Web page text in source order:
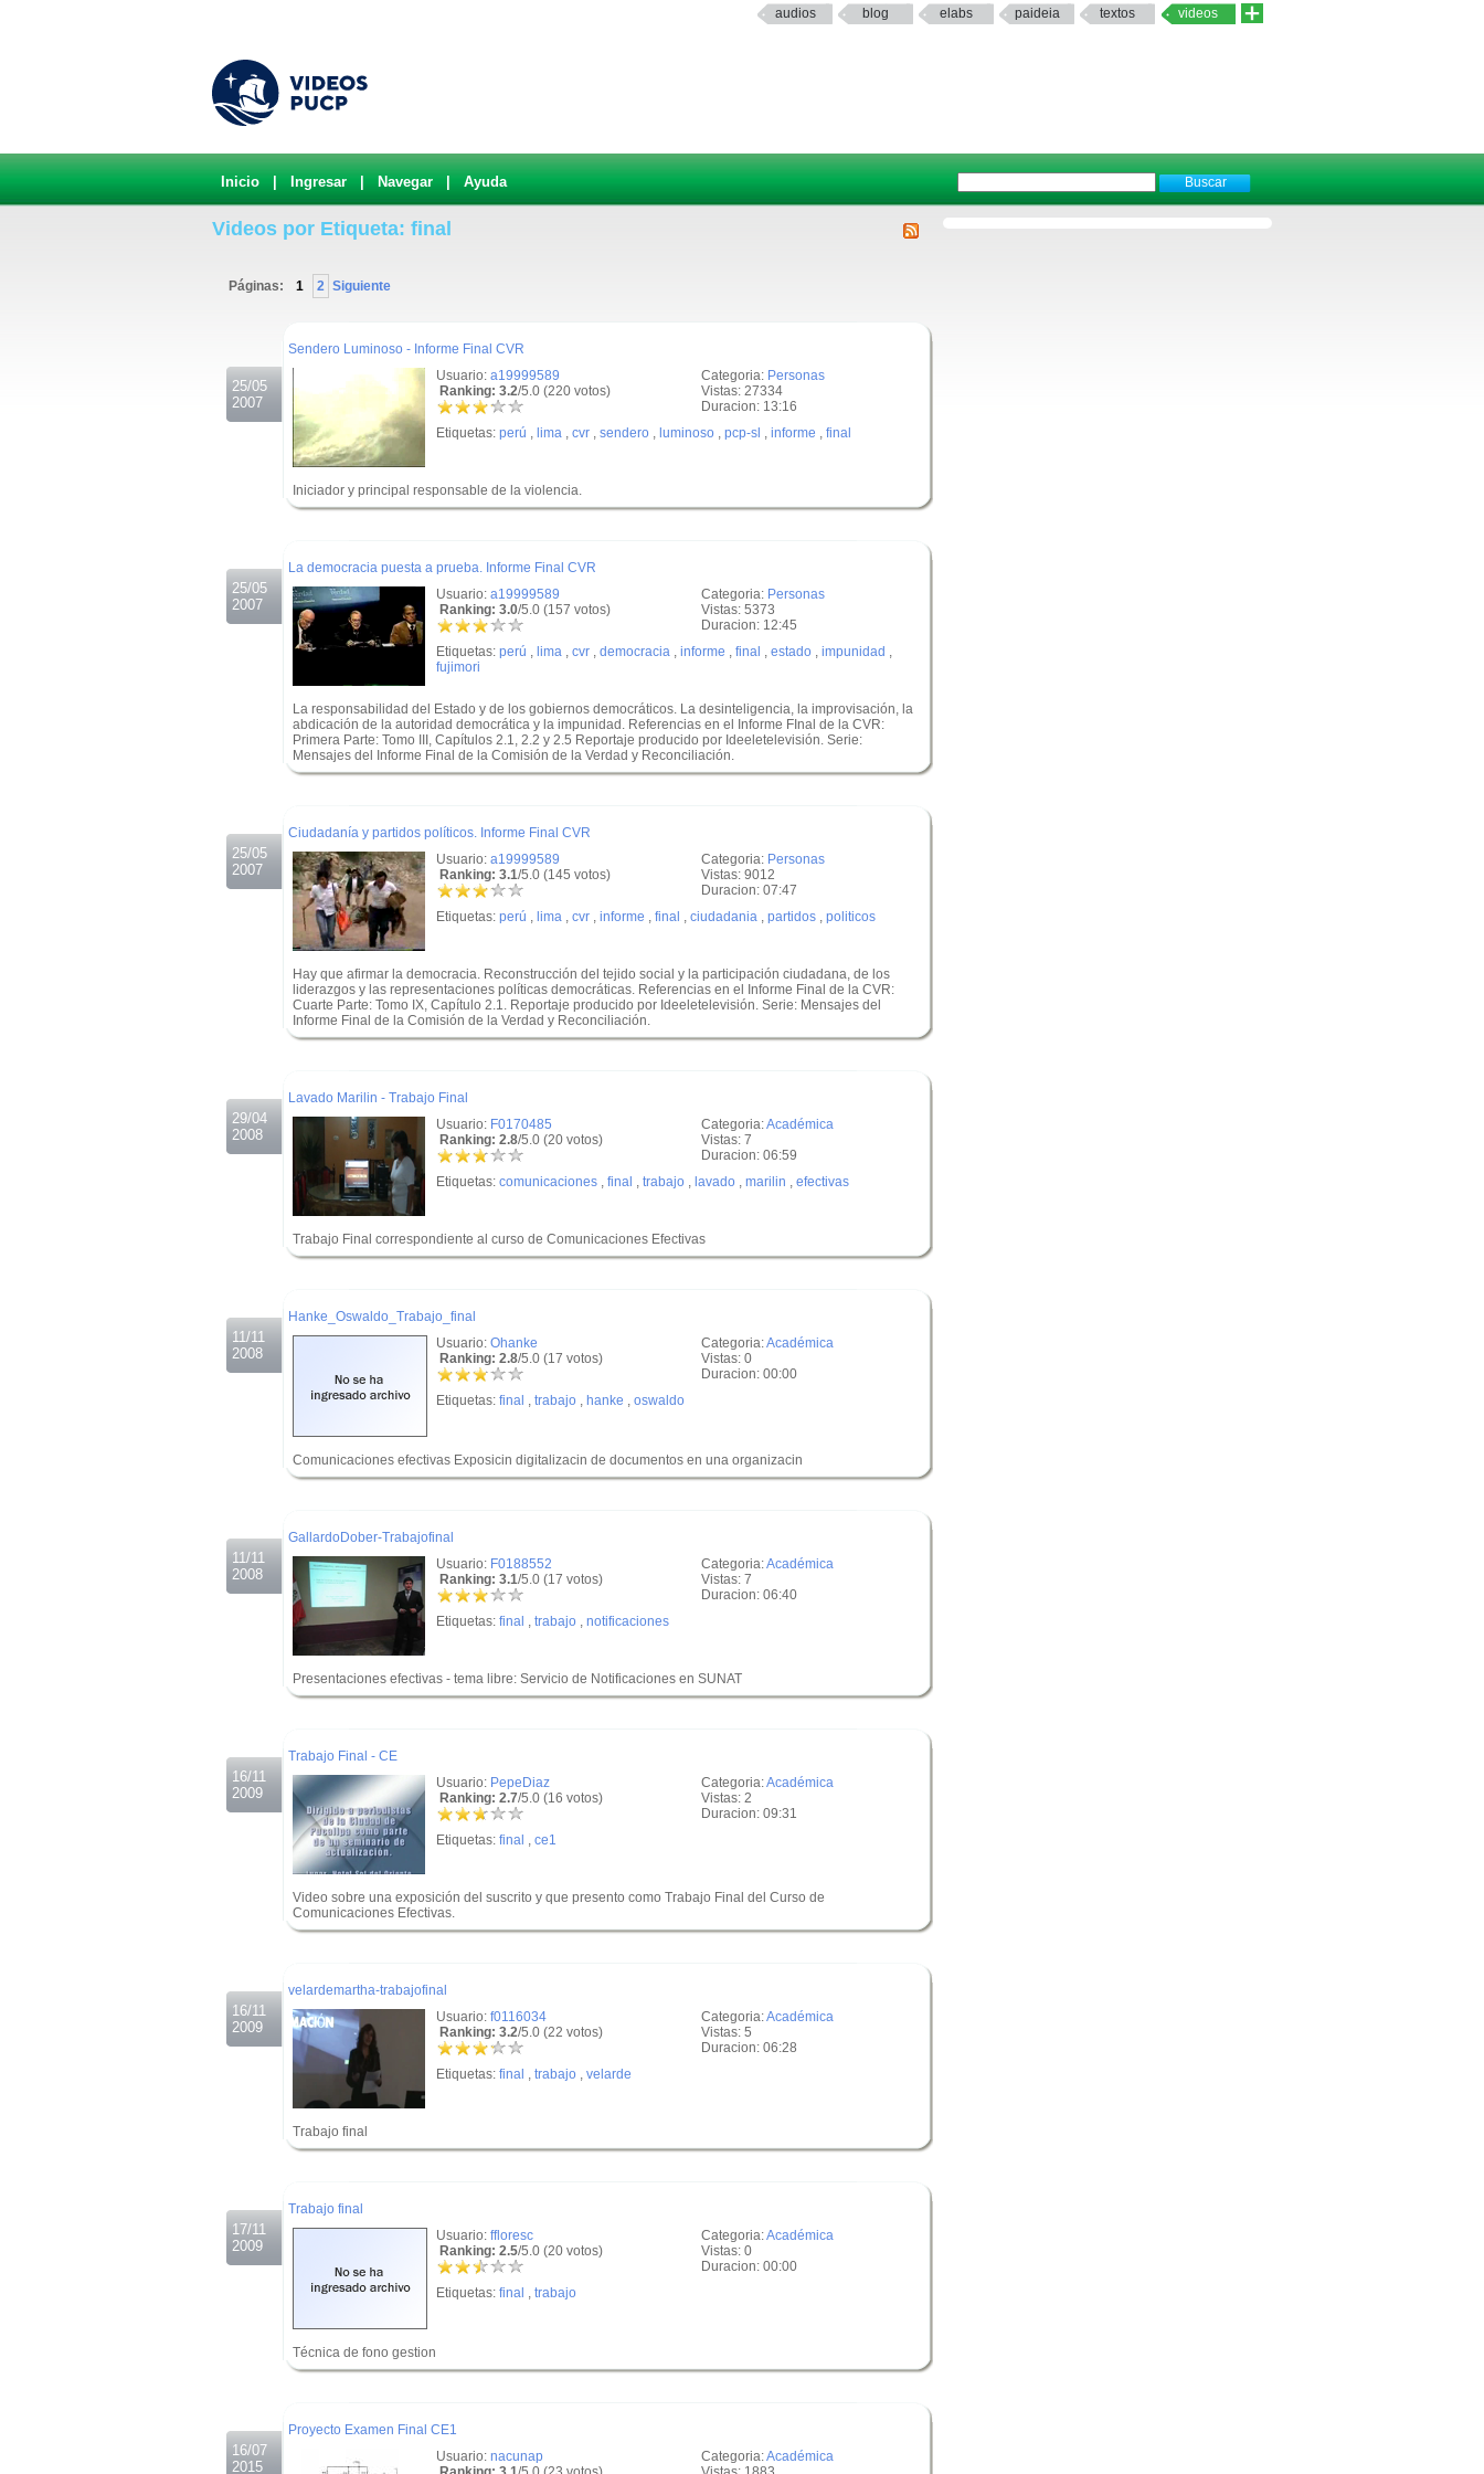
audios blog elabs paideia textos videos
Inicio Ingresar Navegar Ayuda
Videos por Etiqueta: final
Páginas: 1 2 Siguiente
25/05
2007
Sendero Luminoso - Informe Final CVR
Categoria: Personas
Vistas: 27334
Duracion: 13:16
Usuario: a19999589
Ranking: 3.2/5.0 (220 votos)
Etiquetas: perú , lima , cvr , sendero , luminoso , pcp-sl , informe , final
Iniciador y principal responsable de la violencia.
25/05
2007
La democracia puesta a prueba. Informe Final CVR
Categoria: Personas
Vistas: 5373
Duracion: 12:45
Usuario: a19999589
Ranking: 3.0/5.0 (157 votos)
Etiquetas: perú , lima , cvr , democracia , informe , final , estado , impunidad ,
fujimori
La responsabilidad del Estado y de los gobiernos democráticos. La desinteligencia, la improvisación, la
abdicación de la autoridad democrática y la impunidad. Referencias en el Informe FInal de la CVR:
Primera Parte: Tomo III, Capítulos 2.1, 2.2 y 2.5 Reportaje producido por Ideeletelevisión. Serie:
Mensajes del Informe Final de la Comisión de la Verdad y Reconciliación.
25/05
2007
Ciudadanía y partidos políticos. Informe Final CVR
Categoria: Personas
Vistas: 9012
Duracion: 07:47
Usuario: a19999589
Ranking: 3.1/5.0 (145 votos)
Etiquetas: perú , lima , cvr , informe , final , ciudadania , partidos , politicos
Hay que afirmar la democracia. Reconstrucción del tejido social y la participación ciudadana, de los
liderazgos y las representaciones políticas democráticas. Referencias en el Informe Final de la CVR:
Cuarte Parte: Tomo IX, Capítulo 2.1. Reportaje producido por Ideeletelevisión. Serie: Mensajes del
Informe Final de la Comisión de la Verdad y Reconciliación.
29/04
2008
Lavado Marilin - Trabajo Final
Categoria:Académica
Vistas: 7
Duracion: 06:59
Usuario: F0170485
Ranking: 2.8/5.0 (20 votos)
Etiquetas: comunicaciones , final , trabajo , lavado , marilin , efectivas
Trabajo Final correspondiente al curso de Comunicaciones Efectivas
11/11
2008
Hanke_Oswaldo_Trabajo_final
Categoria:Académica
Vistas: 0
Duracion: 00:00
Usuario: Ohanke
Ranking: 2.8/5.0 (17 votos)
Etiquetas: final , trabajo , hanke , oswaldo
Comunicaciones efectivas Exposicin digitalizacin de documentos en una organizacin
11/11
2008
GallardoDober-Trabajofinal
Categoria:Académica
Vistas: 7
Duracion: 06:40
Usuario: F0188552
Ranking: 3.1/5.0 (17 votos)
Etiquetas: final , trabajo , notificaciones
Presentaciones efectivas - tema libre: Servicio de Notificaciones en SUNAT
16/11
2009
Trabajo Final - CE
Categoria:Académica
Vistas: 2
Duracion: 09:31
Usuario: PepeDiaz
Ranking: 2.7/5.0 (16 votos)
Etiquetas: final , ce1
Video sobre una exposición del suscrito y que presento como Trabajo Final del Curso de
Comunicaciones Efectivas.
16/11
2009
velardemartha-trabajofinal
Categoria:Académica
Vistas: 5
Duracion: 06:28
Usuario: f0116034
Ranking: 3.2/5.0 (22 votos)
Etiquetas: final , trabajo , velarde
Trabajo final
17/11
2009
Trabajo final
Categoria:Académica
Vistas: 0
Duracion: 00:00
Usuario: ffloresc
Ranking: 2.5/5.0 (20 votos)
Etiquetas: final , trabajo
Técnica de fono gestion
16/07
2015
Proyecto Examen Final CE1
Categoria:Académica
Usuario: nacunap